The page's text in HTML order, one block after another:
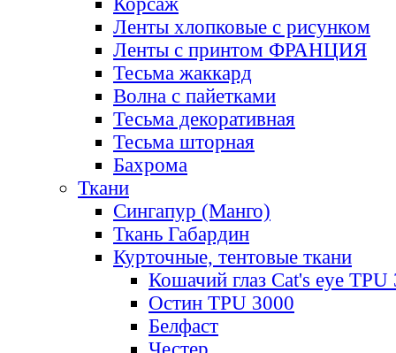
Ленты хлопковые с рисунком
Ленты с принтом ФРАНЦИЯ
Тесьма жаккард
Волна с пайетками
Тесьма декоративная
Тесьма шторная
Бахрома
Ткани
Сингапур (Манго)
Ткань Габардин
Курточные, тентовые ткани
Кошачий глаз Cat's eye TPU
Остин TPU 3000
Белфаст